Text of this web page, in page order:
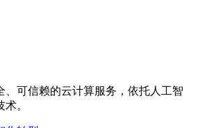
、可信赖的云计算服务，依托人工智
。